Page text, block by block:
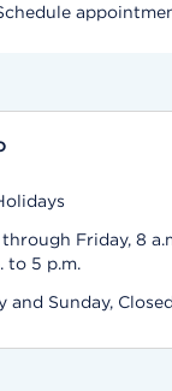
Friday, 8
to 5 p.m.
and Sunday, Closed